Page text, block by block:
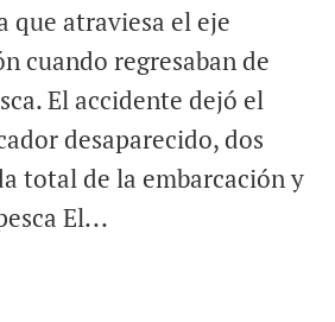
que atraviesa el eje
cuando regresaban de
El accidente dejó el
desaparecido, dos
total de la embarcación y
El...